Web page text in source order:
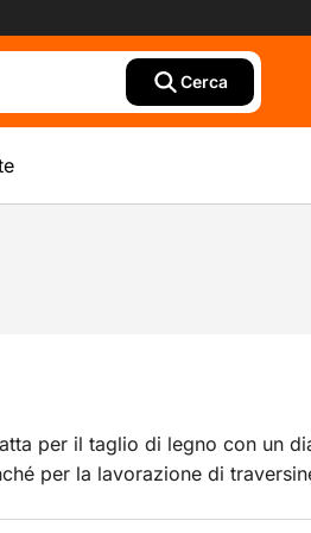
Cerca
per il taglio di legno con un
per la lavorazione di